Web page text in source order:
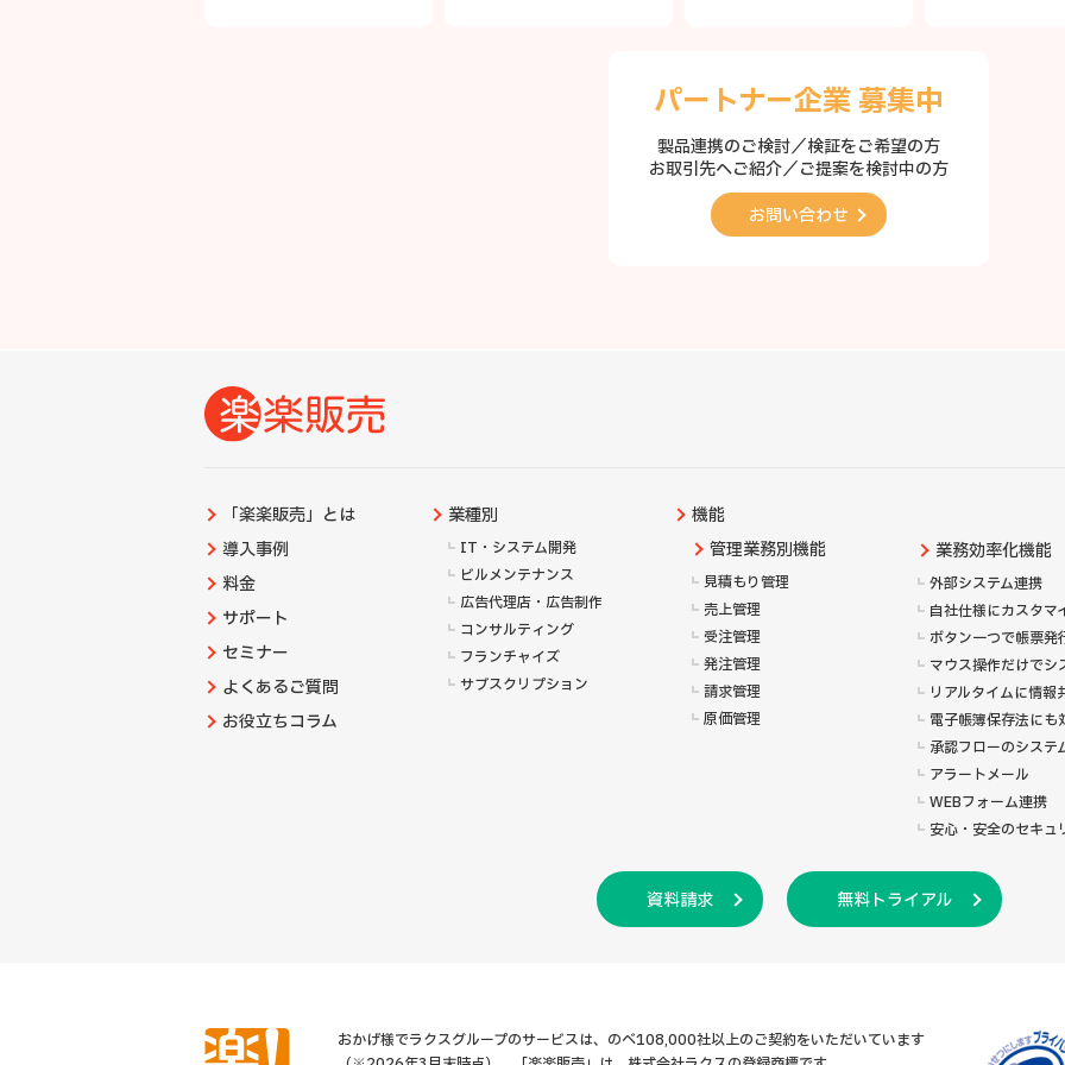
パートナー企業 募集中
製品連携のご検討／検証をご希望の方
お取引先へご紹介／ご提案を検討中の方
お問い合わせ
「楽楽販売」とは
導入事例
料金
サポート
セミナー
よくあるご質問
お役立ちコラム
業種別
IT・システム開発
ビルメンテナンス
広告代理店・広告制作
コンサルティング
フランチャイズ
サブスクリプション
機能
管理業務別機能
見積もり管理
売上管理
受注管理
発注管理
請求管理
原価管理
業務効率化機能
外部システム連携
自社仕様にカスタマ
ボタン一つで帳票発
マウス操作だけでシ
リアルタイムに情報
電子帳簿保存法にも
承認フローのシステ
アラートメール
WEBフォーム連携
安心・安全のセキュ
資料請求 無料トライアル
おかげ様でラクスグループのサービスは、のべ108,000社以上のご契約をいただいています